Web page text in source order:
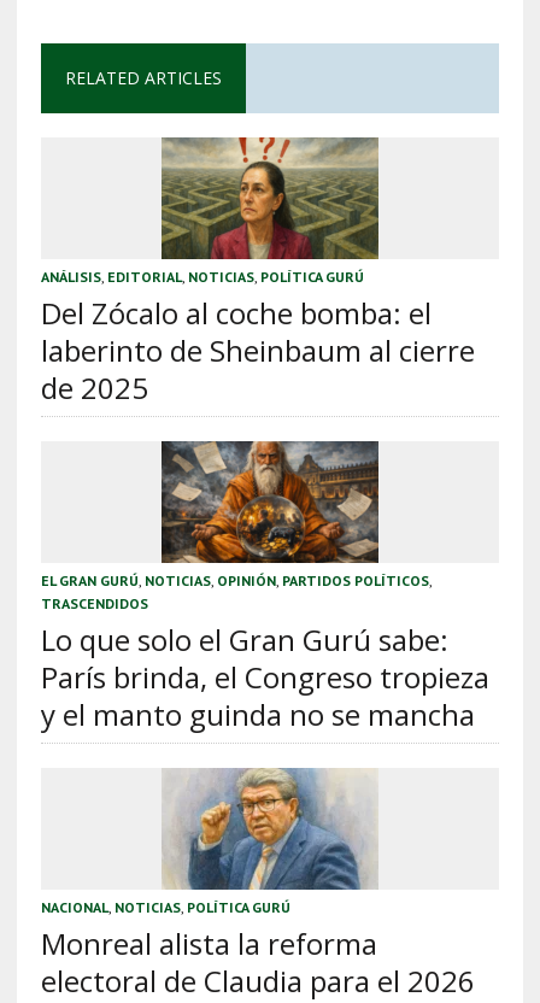
RELATED ARTICLES
ANÁLISIS, EDITORIAL, NOTICIAS, POLÍTICA GURÚ
Del Zócalo al coche bomba: el
laberinto de Sheinbaum al cierre
de 2025
EL GRAN GURÚ, NOTICIAS, OPINIÓN, PARTIDOS POLÍTICOS,
TRASCENDIDOS
Lo que solo el Gran Gurú sabe:
París brinda, el Congreso tropieza
y el manto guinda no se mancha
NACIONAL, NOTICIAS, POLÍTICA GURÚ
Monreal alista la reforma
electoral de Claudia para el 2026